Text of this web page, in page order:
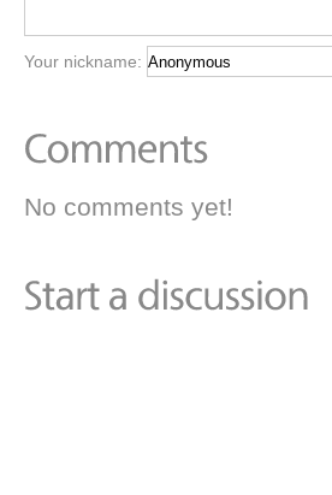
Your nickname:
No comments yet!